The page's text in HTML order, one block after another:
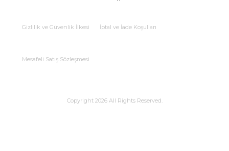
Gizlilik ve Güvenlik İlkesi İptal ve İade Koşulları
Mesafeli Satış Sözleşmesi
Copyright 2026 All Rights Reserved.